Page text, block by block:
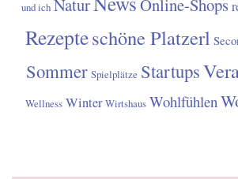
und ich Natur Online-Shops
Rezepteschöne Platzerl
Sommer Spielplätze Startups
Wellness Winter Wirtshaus Wohlfühlen